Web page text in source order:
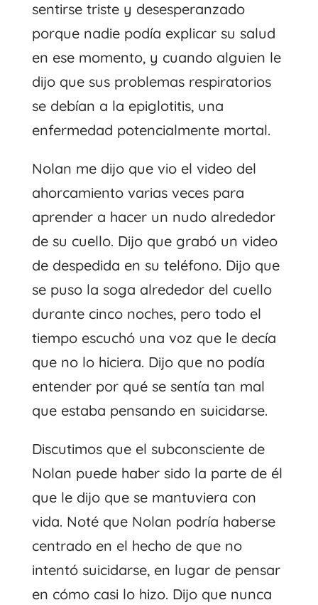
sentirse triste y desesperanzado
porque nadie podía explicar su salud
en ese momento, y cuando alguien le
dijo que sus problemas respiratorios
se debían a la epiglotitis, una
enfermedad potencialmente mortal.
Nolan me dijo que vio el video del
ahorcamiento varias veces para
aprender a hacer un nudo alrededor
de su cuello. Dijo que grabó un video
de despedida en su teléfono. Dijo que
se puso la soga alrededor del cuello
durante cinco noches, pero todo el
tiempo escuchó una voz que le decía
que no lo hiciera. Dijo que no podía
entender por qué se sentía tan mal
que estaba pensando en suicidarse.
Discutimos que el subconsciente de
Nolan puede haber sido la parte de él
que le dijo que se mantuviera con
vida. Noté que Nolan podría haberse
centrado en el hecho de que no
intentó suicidarse, en lugar de pensar
en cómo casi lo hizo. Dijo que nunca